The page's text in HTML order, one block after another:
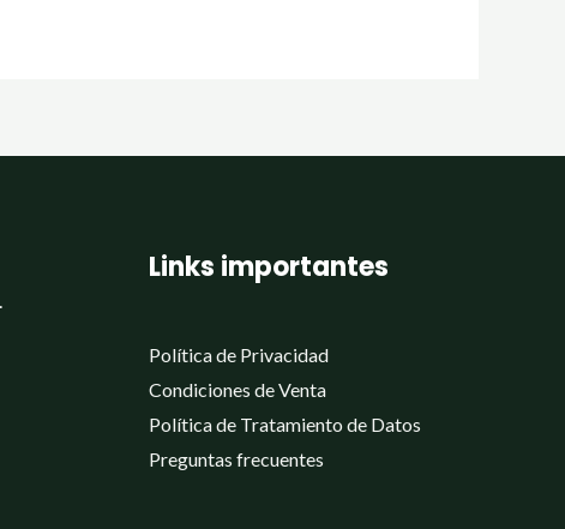
Links importantes
Política de Privacidad
Condiciones de Venta
Política de Tratamiento de Datos
Preguntas frecuentes